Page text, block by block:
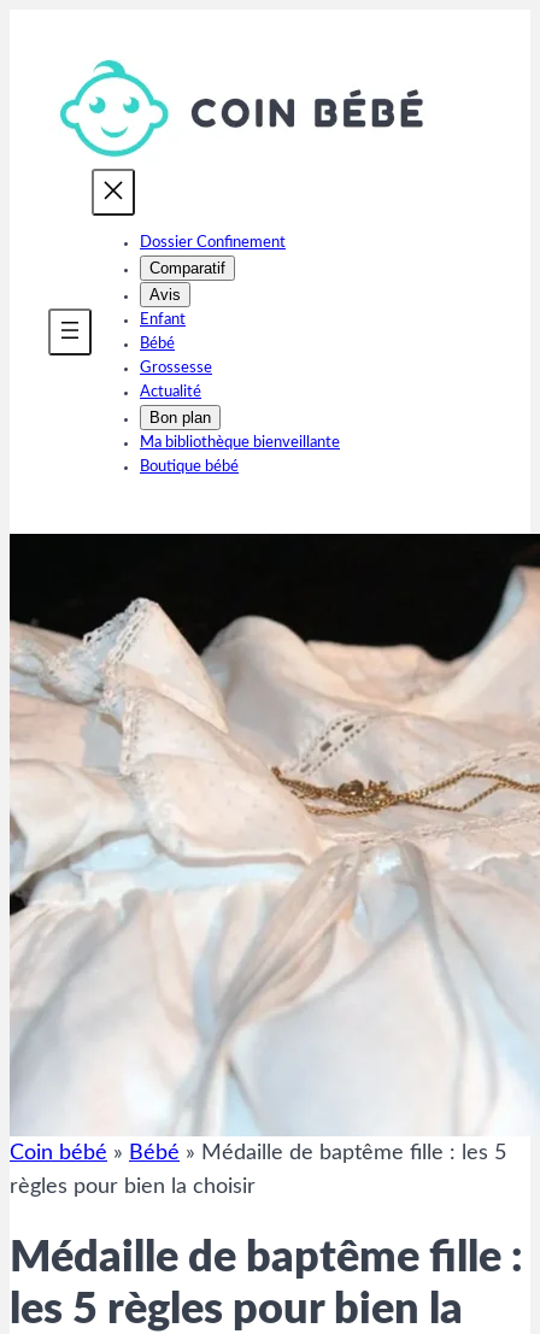
contenu
Dossier Confinement
Comparatif
Avis
Enfant
Bébé
Grossesse
Actualité
Bon plan
Ma bibliothèque bienveillante
Boutique bébé
Coin bébé » Bébé » Médaille de baptême fille : les 5
règles pour bien la choisir
Médaille de baptême fille :
les 5 règles pour bien la